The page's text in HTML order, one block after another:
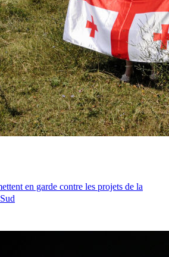
en garde contre les projets de la